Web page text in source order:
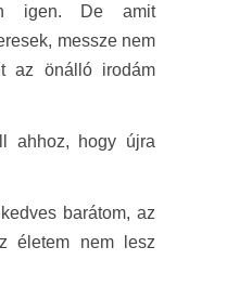
igen. De amit
messze nem
az önálló irodám
ahhoz, hogy újra
barátom, az
életem nem lesz